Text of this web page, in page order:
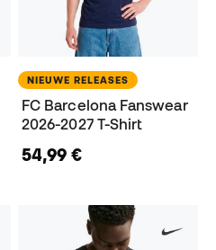
NIEUWE RELEASES
FC Barcelona Fanswear
2026-2027 T-Shirt
54,99 €